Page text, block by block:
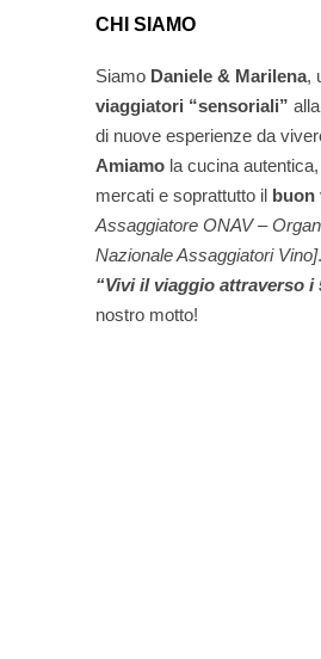
CHI SIAMO
Siamo Daniele & Marilena,
viaggiatori “sensoriali”
di nuove esperienze da
Amiamo la cucina
mercati e soprattutto il buon
Assaggiatore ONAV –
Nazionale Assaggiatori Vino].
“Vivi il viaggio attraverso i
nostro motto!